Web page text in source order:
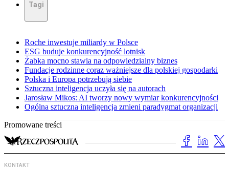
Tagi
Roche inwestuje miliardy w Polsce
ESG buduje konkurencyjność lotnisk
Żabka mocno stawia na odpowiedzialny biznes
Fundacje rodzinne coraz ważniejsze dla polskiej gospodarki
Polska i Europa potrzebują siebie
Sztuczna inteligencja uczyła się na autorach
Jarosław Mikos: AI tworzy nowy wymiar konkurencyjności
Ogólna sztuczna inteligencja zmieni paradygmat organizacji
Promowane treści
KONTAKT